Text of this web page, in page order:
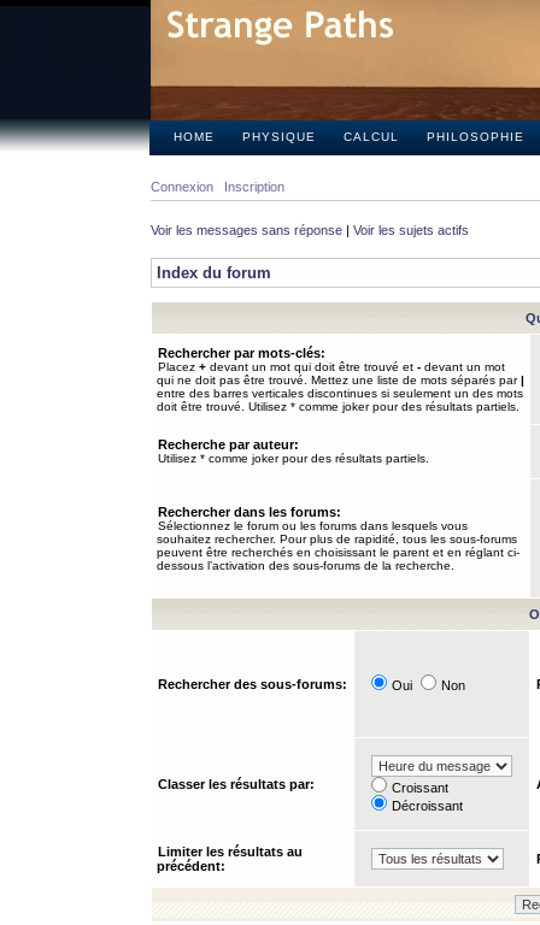
HOME PHYSIQUE CALCUL PHILOSOPHIE
Connexion Inscription
Voir les messages sans réponse | Voir les sujets actifs
Index du forum
Rechercher par mots-clés:
Placez + devant un mot qui doit être trouvé et - devant un mot
qui ne doit pas être trouvé. Mettez une liste de mots séparés par|
entre des barres verticales discontinues si seulement un des mots
doit être trouvé. Utilisez * comme joker pour des résultats partiels.
Recherche par auteur:
Utilisez * comme joker pour des résultats partiels.
Rechercher dans les forums:
Sélectionnez le forum ou les forums dans lesquels vous
souhaitez rechercher. Pour plus de rapidité, tous les sous-forums
peuvent être recherchés en choisissant le parent et en réglant ci-
dessous l’activation des sous-forums de la recherche.
Rechercher des sous-forums: Oui Non
Classer les résultats par:
Croissant
Décroissant
Limiter les résultats au
précédent: